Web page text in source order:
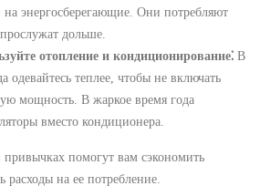
энергосберегающие. Они потребляют
дольше.
отопление и кондиционирование⁚ В
одевайтесь теплее, чтобы не включать
мощность. В жаркое время года
вместо кондиционера.
помогут вам сэкономить
расходы на ее потребление.